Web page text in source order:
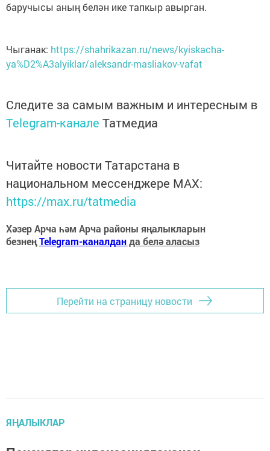
баручысы аның белән ике тапкыр авырган.
Чыганак: https://shahrikazan.ru/news/kyiskacha-
ya%D2%A3alyiklar/aleksandr-masliakov-vafat
Следите за самым важным и интересным в
Telegram-канале Татмедиа
Читайте новости Татарстана в
национальном мессенджере MАХ:
https://max.ru/tatmedia
Хәзер Арча һәм Арча районы яңалыкларын
безнеңTelegram-каналданда белә аласыз
Перейти на страницу новости
ЯҢАЛЫКЛАР